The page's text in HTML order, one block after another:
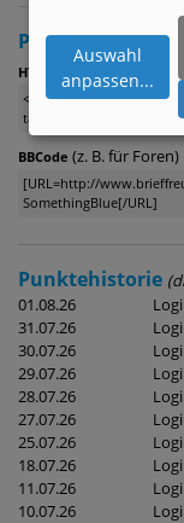
Profil verlinken
HTML
BBCode (z. B. für Foren)
Punktehistorie
01.08.26
31.07.26
30.07.26
29.07.26
28.07.26
27.07.26
25.07.26
18.07.26
11.07.26
10.07.26
Auswahl
anpassen...